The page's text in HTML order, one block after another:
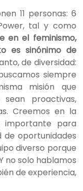
11 personas: 6
tal y como
en el feminismo,
es sinónimo de
de diversidad:
siempre
misión que
sean proactivas,
Creemos en la
importante para
de oportunidades
diverso porque
no solo hablamos
de experiencia,